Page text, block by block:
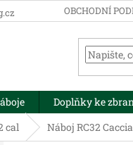
OBCHODNÍ
Doplňky ke
cal Náboj RC32